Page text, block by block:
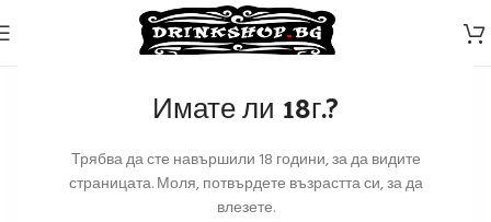
Имате ли 18г.?
Трябва да сте навършили 18 години, за да видите
страницата. Моля, потвърдете възрастта си, за да
влезете.